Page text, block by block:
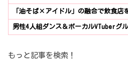
「油そば×アイドル」の融合で飲食店
男性4人組ダンス＆ボーカルVTuberグ
もっと記事を検索！